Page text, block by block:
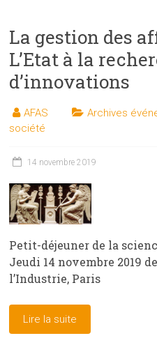
La gestion des
L’Etat à la
d’innovations
AFAS Archives
société
14 novembre 2019
Petit-déjeuner de la
Jeudi 14 novembre 2019
l’Industrie, Paris
Lire la suite